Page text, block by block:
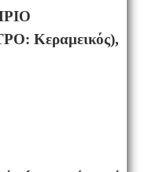
Κεραμεικός),